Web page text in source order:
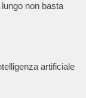
non basta
artificiale